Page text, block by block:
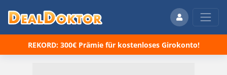
REKORD: 300€ Prämie für kostenloses Girokonto!